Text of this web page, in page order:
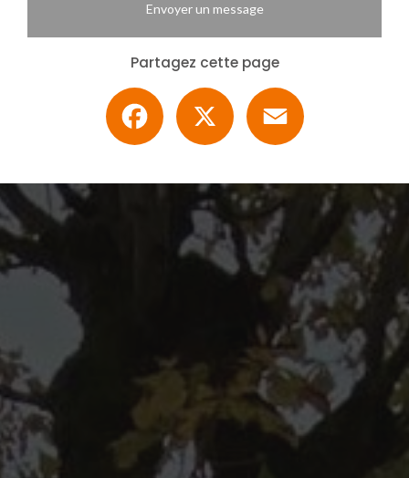
Envoyer un message
Partagez cette page
Facebook